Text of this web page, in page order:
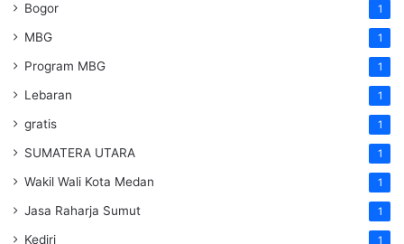
Bogor 1
MBG 1
Program MBG 1
Lebaran 1
gratis 1
SUMATERA UTARA 1
Wakil Wali Kota Medan 1
Jasa Raharja Sumut 1
Kediri 1